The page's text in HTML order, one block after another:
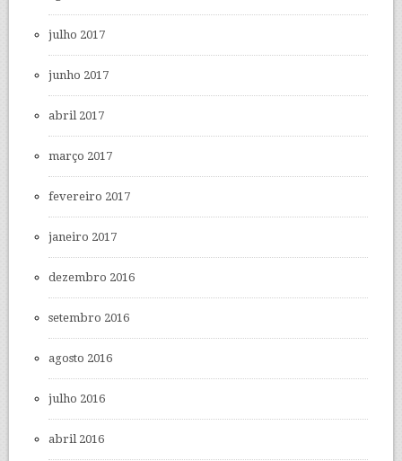
julho 2017
junho 2017
abril 2017
março 2017
fevereiro 2017
janeiro 2017
dezembro 2016
setembro 2016
agosto 2016
julho 2016
abril 2016